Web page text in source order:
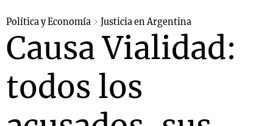
Política y Economía Justicia en Argentina
Causa Vialidad:
todos los